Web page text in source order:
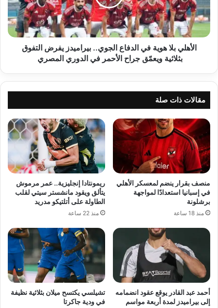
الجوي..
بيراميدز
يفرض
التفوق
بثلاثية
الدوري
المصري
الأهلي بلا هوية في الدفاع الجوي.. بيراميدز يفرض التفوق
بثلاثية ويعمّق جراح الأحمر في الدوري المصري
مقالات ذات صلة
منصف بقرار ينضم لمعسكر الأهلي
في إسبانيا استعدادًا لمواجهة
برشلونة
منذ 18 ساعة
ريمونتادا إنجليزية.. عمر مرموش
يتألق ويقود مانشستر سيتي لقلب
الطاولة على أتلتيكو مدريد
منذ 22 ساعة
أحمد عبد القادر يوقع عقود انضمامه
إلى بيراميدز لمدة أربعة مواسم
تشيلسي يكتسح ميلان بثلاثية نظيفة
في ودية جاكرتا